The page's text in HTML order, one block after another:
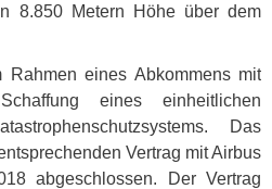
8.850 Metern Höhe über dem
eines Abkommens mit
eines einheitlichen
Das
Vertrag mit Airbus
abgeschlossen. Der Vertrag